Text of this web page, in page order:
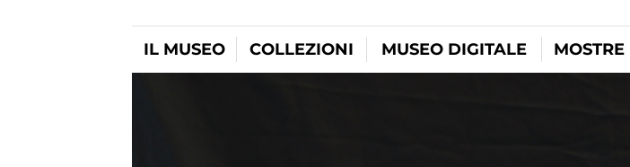
IL MUSEO COLLEZIONI MUSEO DIGITALE MOSTRE